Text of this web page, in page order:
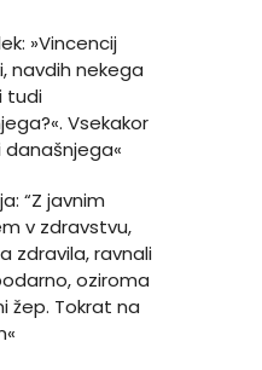
»Vincencij
navdih nekega
tudi
Vsekakor
“Z javnim
v zdravstvu,
zdravila, ravnali
oziroma
žep. Tokrat na